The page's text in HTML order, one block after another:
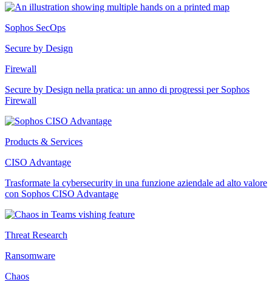
Sophos SecOps
Secure by Design
Firewall
Secure by Design nella pratica: un anno di progressi per Sophos
Firewall
Products & Services
CISO Advantage
Trasformate la cybersecurity in una funzione aziendale ad alto valore
con Sophos CISO Advantage
Threat Research
Ransomware
Chaos